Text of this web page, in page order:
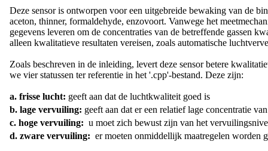
Deze sensor is ontworpen voor een uitgebreide bewaking van de
aceton, thinner, formaldehyde, enzovoort. Vanwege het
gegevens leveren om de concentraties van de betreffende gassen
alleen kwalitatieve resultaten vereisen, zoals automatische
Zoals beschreven in de inleiding, levert deze sensor betere
we vier statussen ter referentie in het '.cpp'-bestand. Deze zijn:
a. frisse lucht: geeft aan dat de luchtkwaliteit goed is
b. lage vervuiling: geeft aan dat er een relatief lage concentratie
c. hoge vervuiling: u moet zich bewust zijn van het
d. zware vervuiling: er moeten onmiddellijk maatregelen worden